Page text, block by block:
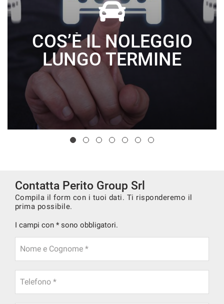
COS’È IL NOLEGGIO
LUNGO TERMINE
Contatta Perito Group Srl
Compila il form con i tuoi dati. Ti risponderemo il
prima possibile.
I campi con * sono obbligatori.
Nome e Cognome *
Telefono *